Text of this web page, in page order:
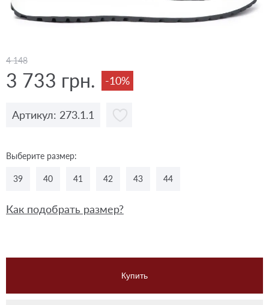
4 148
3 733 грн. -10%
Артикул: 273.1.1
Выберите размер:
39 40 41 42 43 44
Как подобрать размер?
Купить